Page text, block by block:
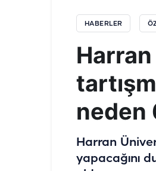
HABERLER
Harran
neden
Harran
yapacağını